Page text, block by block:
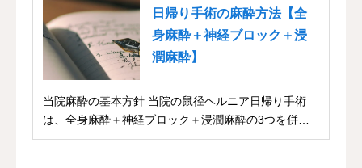
日帰り手術の麻酔方法【全
身麻酔＋神経ブロック＋浸
潤麻酔】
当院麻酔の基本方針 当院の鼠径ヘルニア日帰り手術
は、全身麻酔＋神経ブロック＋浸潤麻酔の3つを併用
して...